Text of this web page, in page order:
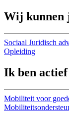
Wij kunnen
Sociaal Juridisch
Opleiding
Ik ben
Mobiliteit voor